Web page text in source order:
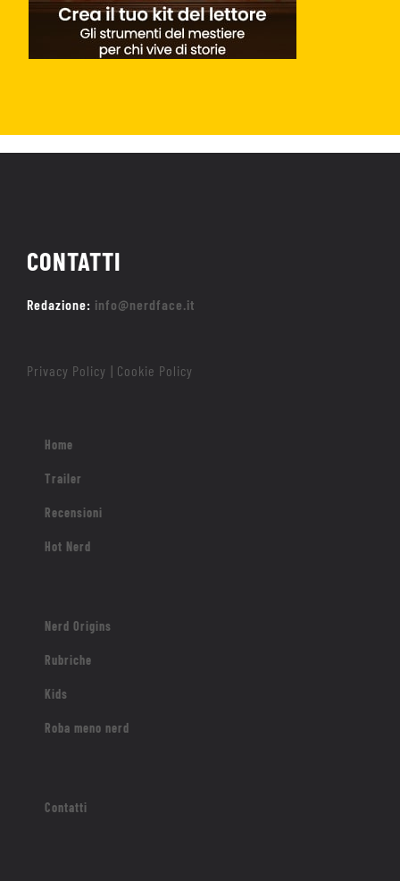
CONTATTI
Redazione: info@nerdface.it
Privacy Policy Cookie Policy
Home
Trailer
Recensioni
Hot Nerd
Nerd Origins
Rubriche
Kids
Roba meno nerd
Contatti